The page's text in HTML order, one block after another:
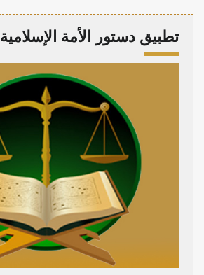
تطبيق دستور الأمة الإسلامية